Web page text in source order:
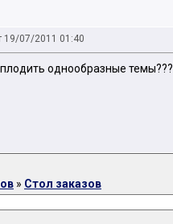
19/07/2011 01:40
однообразные темы???
» Стол заказов